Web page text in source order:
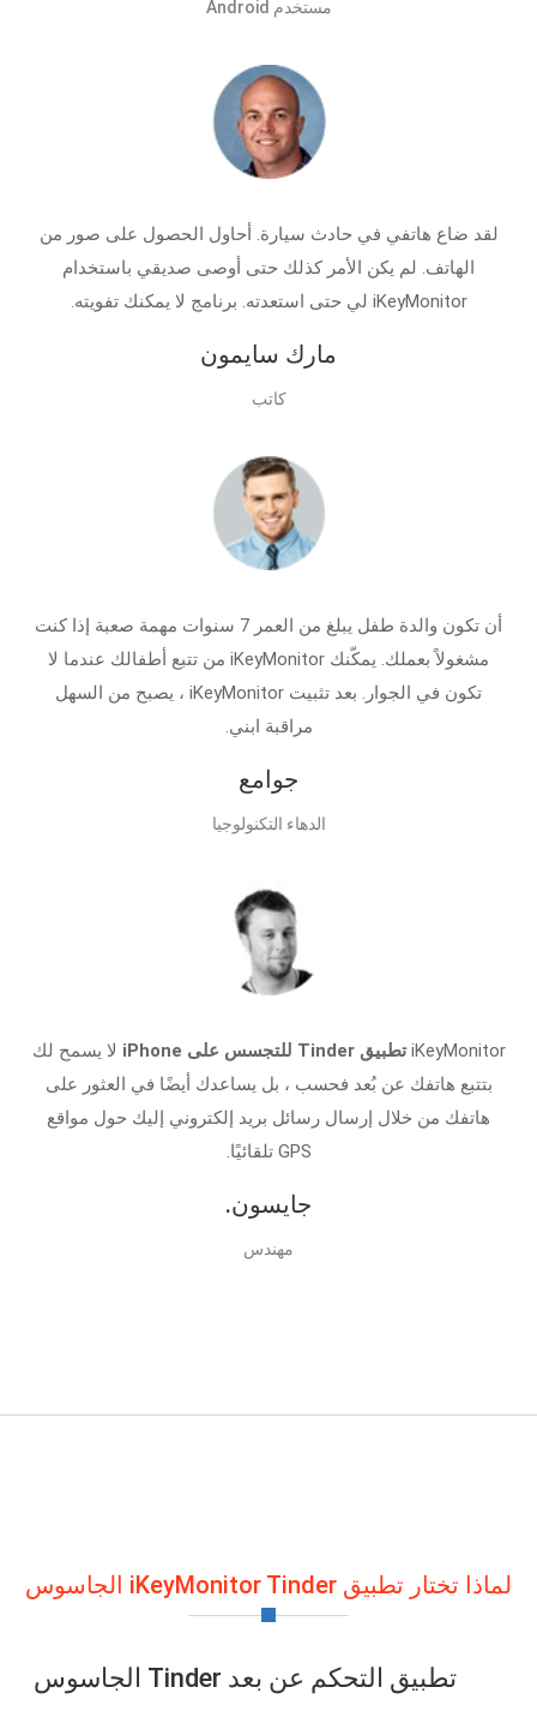
مستخدم Android
لقد ضاع هاتفي في حادث سيارة. أحاول الحصول على صور من
الهاتف. لم يكن الأمر كذلك حتى أوصى صديقي باستخدام
iKeyMonitor لي حتى استعدته. برنامج لا يمكنك تفويته.
مارك سايمون
كاتب
أن تكون والدة طفل يبلغ من العمر 7 سنوات مهمة صعبة إذا كنت
مشغولاً بعملك. يمكّنك iKeyMonitor من تتبع أطفالك عندما لا
تكون في الجوار. بعد تثبيت iKeyMonitor ، يصبح من السهل
مراقبة ابني.
جوامع
الدهاء التكنولوجيا
iKeyMonitorتطبيق Tinder للتجسس على iPhone
لا يسمح لك
بتتبع هاتفك عن بُعد فحسب ، بل يساعدك أيضًا في العثور على
هاتفك من خلال إرسال رسائل بريد إلكتروني إليك حول مواقع
GPS تلقائيًا.
جايسون.
مهندس
لماذا تختار تطبيق iKeyMonitor Tinder الجاسوس
تطبيق التحكم عن بعد Tinder الجاسوس